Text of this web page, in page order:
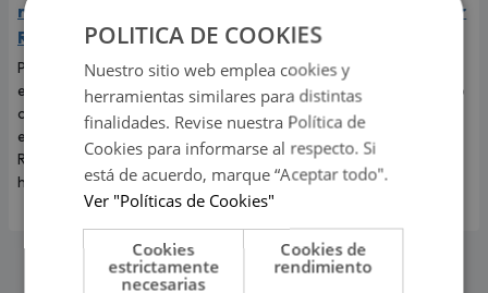
ruptura con Korina
Rivadeneira
Por primera vez, el
exintegrante de Combate
contó cómo realmente afrontó
el fin de su relación con Korina
Rivadeneira, madre de sus dos
hijos.
‘Esto es guerra’ tras caer
de 8 metros de altura
El incidente que preocupó a
todos los televidentes de 'Esto
es guerra' ocurrió en pleno
POLITICA DE COOKIES
Nuestro sitio web emplea cookies y
herramientas similares para distintas
finalidades. Revise nuestra Política de
Cookies para informarse al respecto. Si
está de acuerdo, marque “Aceptar todo".
Ver "Políticas de Cookies"
Cookies
estrictamente
necesarias
Cookies de
rendimiento